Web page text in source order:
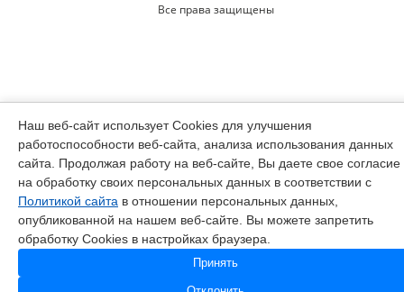
Все права защищены
Наш веб-сайт использует Cookies для улучшения
работоспособности веб-сайта, анализа использования данных
сайта. Продолжая работу на веб-сайте, Вы даете свое согласие
на обработку своих персональных данных в соответствии с
Политикой сайта в отношении персональных данных,
опубликованной на нашем веб-сайте. Вы можете запретить
обработку Cookies в настройках браузера.
Принять